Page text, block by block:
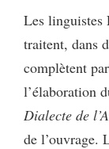
Les linguistes
traitent, dans
complètent
l’élaboration
Dialecte de
de l’ouvrage.